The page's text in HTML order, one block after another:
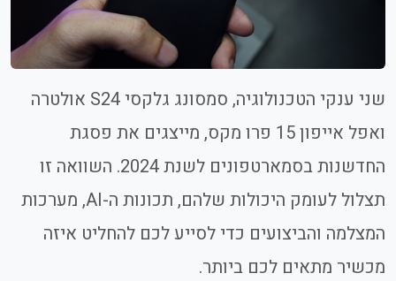
שני ענקי הטכנולוגיה, סמסונג גלקסי S24 אולטרה
ואפל אייפון 15 פרו מקס, מייצגים את פסגת
החדשנות בסמארטפונים לשנת 2024. השוואה זו
תצלול לעומק היכולות שלהם, תכונות ה-AI, מערכות
המצלמה והביצועים כדי לסייע לכם להחליט איזה
מכשיר מתאים לכם ביותר.